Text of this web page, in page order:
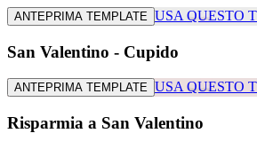
ANTEPRIMA TEMPLATE USA QUESTO
San Valentino - Cupido
ANTEPRIMA TEMPLATE USA QUESTO
Risparmia a San Valentino